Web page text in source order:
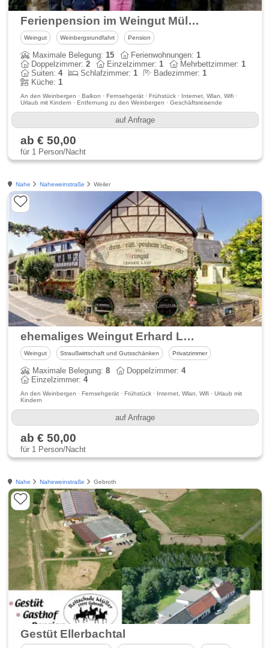
Ferienpension im Weingut Müller
Weingut Weinbergsrundfahrt Pension
Maximale Belegung:15 Ferienwohnungen:1
Doppelzimmer:2 Einzelzimmer:1 Mehrbettzimmer:1
Suiten:4 Schlafzimmer:1 Badezimmer:1
Küche:1
An den Weinbergen · Balkon · Fernsehgerät · Frühstück · Internet, Wlan, Wifi ·
Urlaub mit Kindern · Entfernung zu den Weinbergen · Geschäftsreisende
auf Anfrage
ab € 50,00
für 1 Person/Nacht
Nahe Naheweinstraße Weiler
ehemaliges Weingut Erhard Lauf Gästezimmer
Weingut Straußwirtschaft und Gutsschänken Privatzimmer
Maximale Belegung:8 Doppelzimmer:4
Einzelzimmer:4
An den Weinbergen · Fernsehgerät · Frühstück · Internet, Wlan, Wifi · Urlaub mit
Kindern
auf Anfrage
ab € 50,00
für 1 Person/Nacht
Nahe Naheweinstraße Gebroth
Gestüt Ellerbachtal